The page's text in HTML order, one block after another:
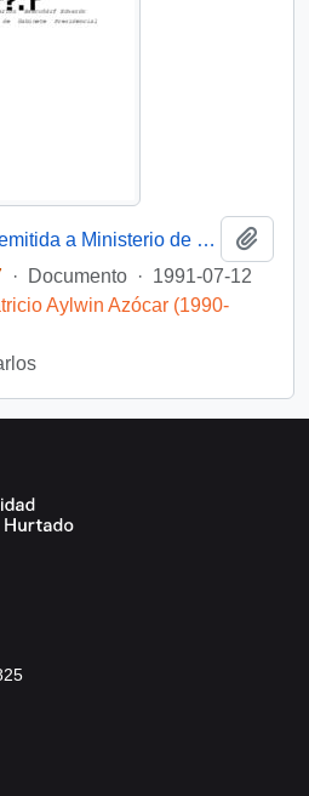
[Informa que carta fue remitida a Ministerio de Educación Pública, mediante Of. GAB. PRES. (0) 91/2438]
· Documento · 1991-07-12
Aylwin Azócar (1990-